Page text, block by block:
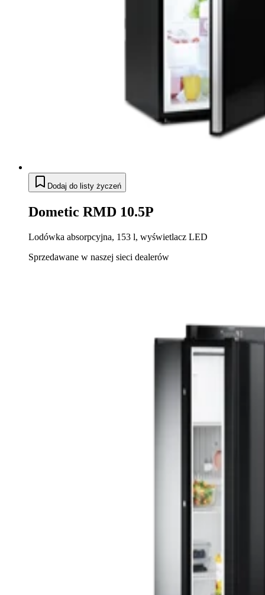
Dodaj do listy życzeń
Dometic RMD 10.5P
Lodówka absorpcyjna, 153 l, wyświetlacz LED
Sprzedawane w naszej sieci dealerów